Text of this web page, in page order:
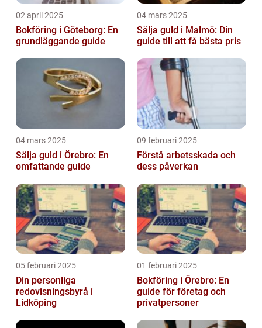
02 april 2025
Bokföring i Göteborg: En
grundläggande guide
04 mars 2025
Sälja guld i Malmö: Din
guide till att få bästa pris
04 mars 2025
Sälja guld i Örebro: En
omfattande guide
09 februari 2025
Förstå arbetsskada och
dess påverkan
05 februari 2025
Din personliga
redovisningsbyrå i
Lidköping
01 februari 2025
Bokföring i Örebro: En
guide för företag och
privatpersoner